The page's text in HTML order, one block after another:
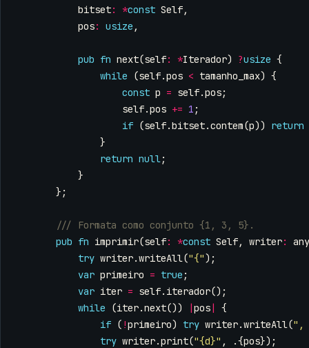
bitset: *const Self,
pos: usize ,
pub fn next(self: *Iterador) ?usize {
while
(self.pos < tamanho_max) {
const p = self.pos;
self.pos += 1 ;
if (self.bitset.contem(p))
return
}
return null;
}
};
pub fn imprimir(self: *const Self, writer:
try writer.writeAll("{");
var primeiro = true ;
var iter = self. iterador();
while
(iter.next()) |pos|
{
if ( !primeiro) try writer.writeAll(",
try writer.print("{d}" , .{pos});